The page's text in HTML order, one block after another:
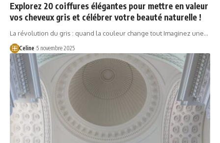
Explorez 20 coiffures élégantes pour mettre en valeur
vos cheveux gris et célébrer votre beauté naturelle !
La révolution du gris : quand la couleur change tout Imaginez une…
Celine 5 novembre 2025